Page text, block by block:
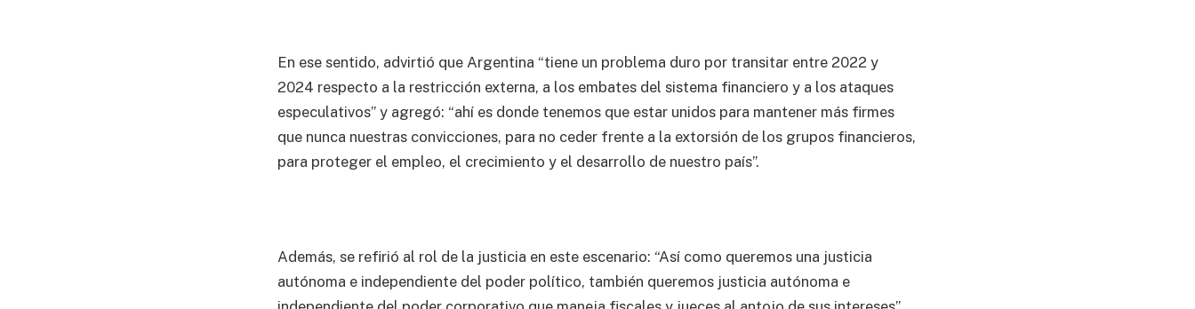
En ese sentido, advirtió que Argentina “tiene un problema duro por transitar entre 2022 y
2024 respecto a la restricción externa, a los embates del sistema financiero y a los ataques
especulativos” y agregó: “ahí es donde tenemos que estar unidos para mantener más firmes
que nunca nuestras convicciones, para no ceder frente a la extorsión de los grupos financieros,
para proteger el empleo, el crecimiento y el desarrollo de nuestro país”.
Además, se refirió al rol de la justicia en este escenario: “Así como queremos una justicia
autónoma e independiente del poder político, también queremos justicia autónoma e